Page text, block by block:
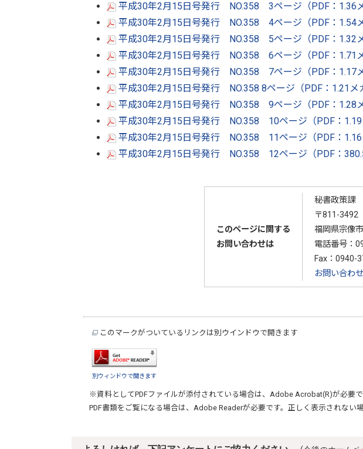
平成30年2月15日号発行 NO.358 3ページ（PDF：1.36
平成30年2月15日号発行 NO.358 4ページ（PDF：1.54
平成30年2月15日号発行 NO.358 5ページ（PDF：1.32
平成30年2月15日号発行 NO.358 6ページ（PDF：1.71
平成30年2月15日号発行 NO.358 7ページ（PDF：1.17
平成30年2月15日号発行 NO.358 8ページ（PDF：1.21メ
平成30年2月15日号発行 NO.358 9ページ（PDF：1.28
平成30年2月15日号発行 NO.358 10ページ（PDF：1.19
平成30年2月15日号発行 NO.358 11ページ（PDF：1.16
平成30年2月15日号発行 NO.358 12ページ（PDF：
このページに関する
お問い合わせは
秘書政策課
〒811-3492
福岡県宗像
電話番号：
Fax：0940-
お問い合わ
このマークがついているリンクは別ウインドウで開きます
別ウィンドウで開きます
※資料としてPDFファイルが添付されている場合は、 Adobe Acrobat(R)が必要で
PDF書類をご覧になる場合は、 Adobe Readerが必要です。正しく表示されない